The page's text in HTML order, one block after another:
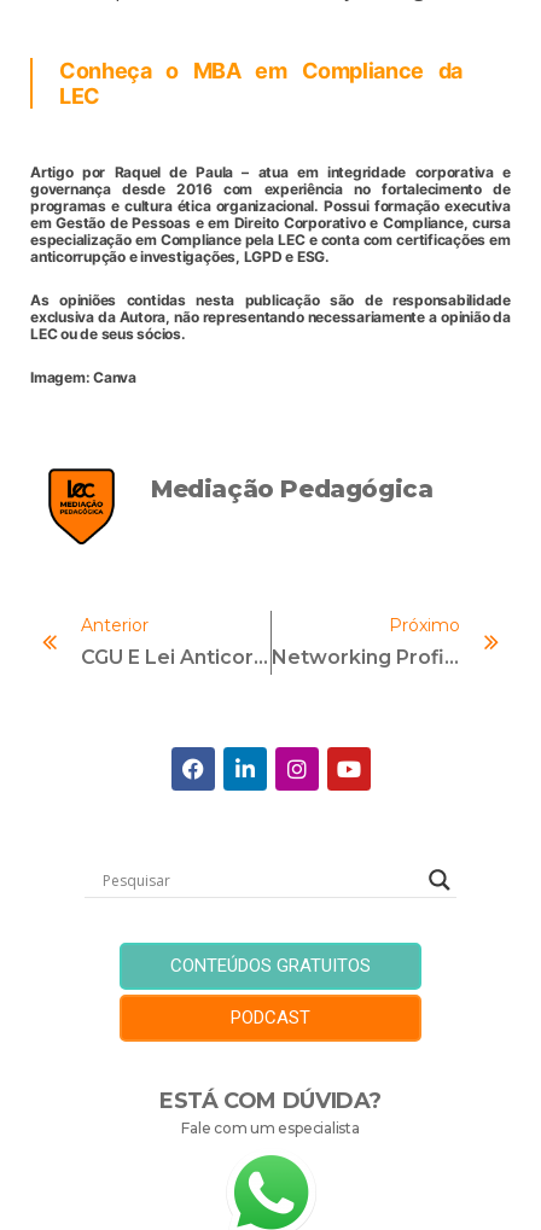
Conheça o MBA em Compliance da
LEC
Artigo por Raquel de Paula – atua em integridade corporativa e
governança desde 2016 com experiência no fortalecimento de
programas e cultura ética organizacional. Possui formação executiva
em Gestão de Pessoas e em Direito Corporativo e Compliance, cursa
especialização em Compliance pela LEC e conta com certificações em
anticorrupção e investigações, LGPD e ESG.
As opiniões contidas nesta publicação são de responsabilidade
exclusiva da Autora, não representando necessariamente a opinião da
LEC ou de seus sócios.
Imagem: Canva
Mediação Pedagógica
Anterior
CGU E Lei Anticorrupção: Há Espaço Para Isenção Total De Multa Em Casos De Autodenúncia?
Próximo
Networking Profissional: Como Fazer Conexões Estratégicas?
CONTEÚDOS GRATUITOS
PODCAST
ESTÁ COM DÚVIDA?
Fale com um especialista